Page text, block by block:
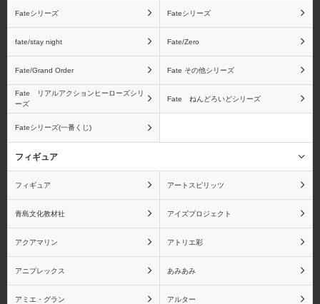
ベジータ フリーザ
ピッコロ
ドラゴンボール ギガン
ティックシリーズ
ドラゴンボール
S.H.Figuartsシリーズ
Fateシリーズ Fateシリーズ
fate/stay night Fate/Zero
Fate/Grand Order Fate その他シリーズ
Fate リアルアクションヒーローズシリ
ーズ
Fate ねんどろいどシリーズ
Fateシリーズ(一番くじ)
フィギュア
フィギュア アートスピリッツ
青島文化教材社 アイズプロジェクト
アクアマリン アトリエ彩
アニプレックス あみあみ
アミエ・グラン アルター